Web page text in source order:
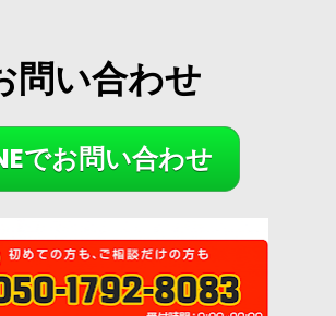
問い合わせ
でお問い合わせ